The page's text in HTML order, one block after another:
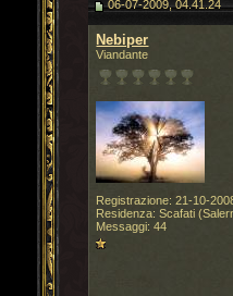
06-07-2009, 04.41.24
Nebiper
Viandante
Registrazione: 21-10-
Residenza: Scafati
Messaggi: 44